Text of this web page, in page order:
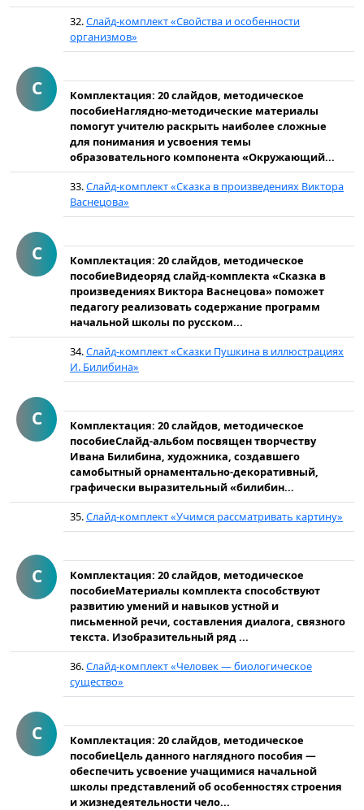
С
32.Слайд-комплект «Свойства и особенности
организмов»
Комплектация: 20 слайдов, методическое
пособиеНаглядно-методические материалы
помогут учителю раскрыть наиболее сложные
для понимания и усвоения темы
образовательного компонента «Окружающий...
С
33.Слайд-комплект «Сказка в произведениях Виктора
Васнецова»
Комплектация: 20 слайдов, методическое
пособиеВидеоряд слайд-комплекта «Сказка в
произведениях Виктора Васнецова» поможет
педагогу реализовать содержание программ
начальной школы по русском...
С
34.Слайд-комплект «Сказки Пушкина в иллюстрациях
И. Билибина»
Комплектация: 20 слайдов, методическое
пособиеСлайд-альбом посвящен творчеству
Ивана Билибина, художника, создавшего
самобытный орнаментально-декоративный,
графически выразительный «билибин...
С
35.Слайд-комплект «Учимся рассматривать картину»
Комплектация: 20 слайдов, методическое
пособиеМатериалы комплекта способствуют
развитию умений и навыков устной и
письменной речи, составления диалога, связного
текста. Изобразительный ряд ...
С
36.Слайд-комплект «Человек — биологическое
существо»
Комплектация: 20 слайдов, методическое
пособиеЦель данного наглядного пособия —
обеспечить усвоение учащимися начальной
школы представлений об особенностях строения
и жизнедеятельности чело...